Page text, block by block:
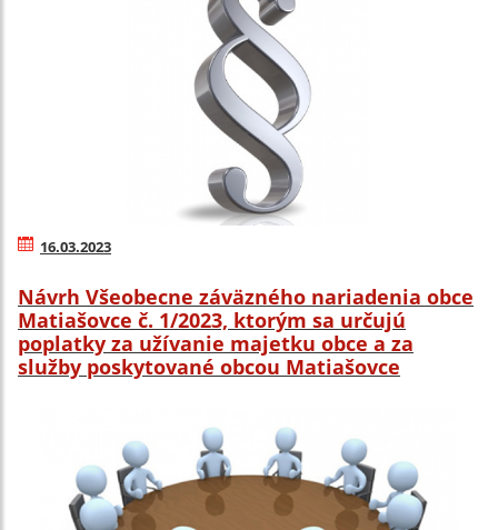
16.03.2023
Návrh Všeobecne záväzného nariadenia obce
Matiašovce č. 1/2023, ktorým sa určujú
poplatky za užívanie majetku obce a za
služby poskytované obcou Matiašovce